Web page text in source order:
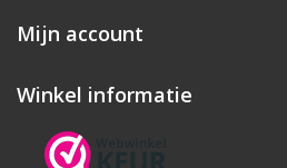
Mijn account
Winkel informatie